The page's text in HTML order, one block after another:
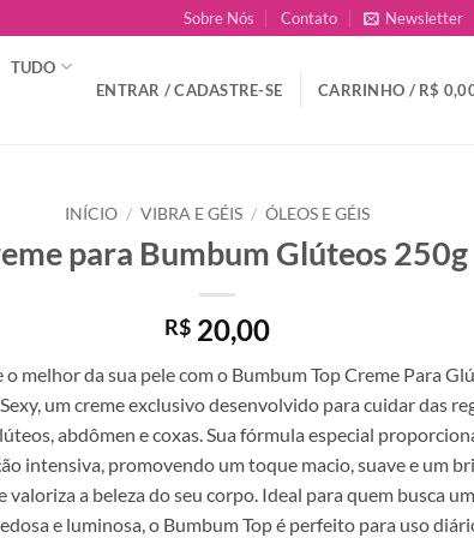
Sobre Nós Contato Newsletter
TUDO
ENTRAR / CADASTRE-SE
CARRINHO / R$
INÍCIO / VIBRA E GÉIS / ÓLEOS E GÉIS
para Bumbum Glúteos 250g
R$ 20,00
o melhor da sua pele com o Bumbum Top Creme Para
um creme exclusivo desenvolvido para cuidar das
abdômen e coxas. Sua fórmula especial
intensiva, promovendo um toque macio, suave e um
valoriza a beleza do seu corpo. Ideal para quem busca
e luminosa, o Bumbum Top é perfeito para uso